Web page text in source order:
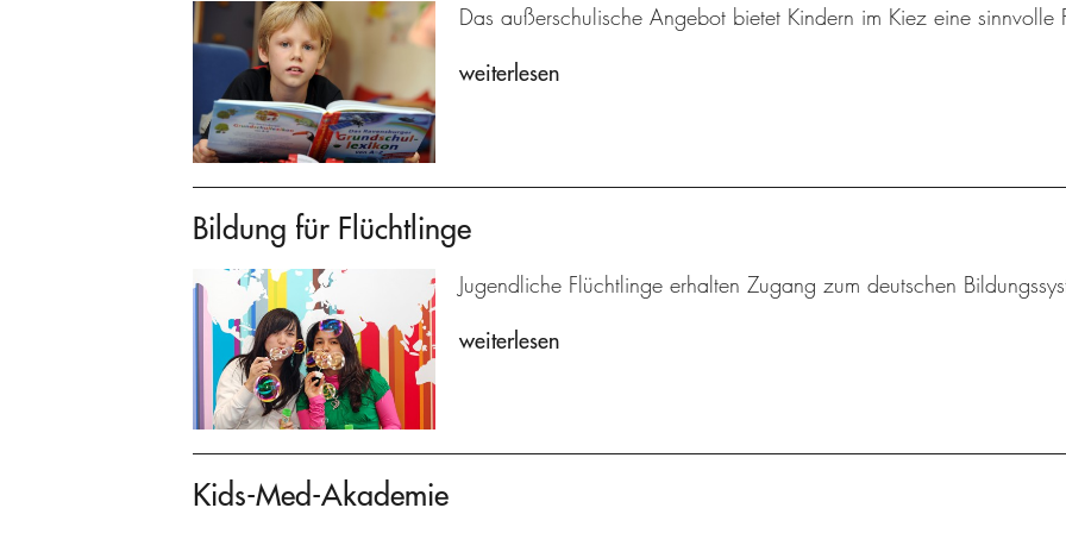
Das außerschulische Angebot bietet Kindern im Kiez eine sinnvolle
weiterlesen
Bildung für Flüchtlinge
Jugendliche Flüchtlinge erhalten Zugang zum deutschen
weiterlesen
Kids-Med-Akademie